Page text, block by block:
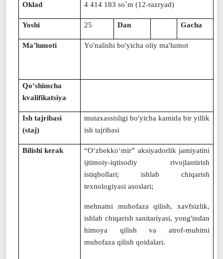
Oklad 4 414 183 so`m (12-razryad)
Yoshi 25 Dan Gacha
Ma’lumoti Yo'nalishi bo'yicha oliy ma'lumot
Qo‘shimcha
kvalifikatsiya
Ish tajribasi
(staj)
mutaxassisligi bo'yicha kamida bir yillik
ish tajribasi
Bilishi kerak “O‘zbekko‘mir” aksiyadorlik jamiyatini
ijtimoiy-iqtisodiy rivojlantirish
istiqbollari; ishlab chiqarish
texnologiyasi asoslari;
mehnatni muhofaza qilish, xavfsizlik,
ishlab chiqarish sanitariyasi, yong'indan
himoya qilish va atrof-muhitni
muhofaza qilish qoidalari.